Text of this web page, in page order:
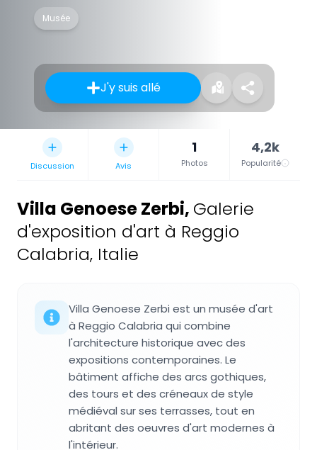
Musée
J'y suis allé
Discussion Avis
1
Photos
4,2k
Popularité
Villa Genoese Zerbi, Galerie
d'exposition d'art à Reggio
Calabria, Italie
Villa Genoese Zerbi est un musée d'art
à Reggio Calabria qui combine
l'architecture historique avec des
expositions contemporaines. Le
bâtiment affiche des arcs gothiques,
des tours et des créneaux de style
médiéval sur ses terrasses, tout en
abritant des oeuvres d'art modernes à
l'intérieur.